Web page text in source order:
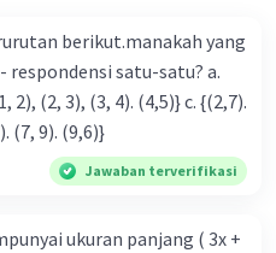
berikut.manakah yang
(5,7). (7, 9). (9,6)}
Jawaban terverifikasi
ukuran panjang ( 3x +